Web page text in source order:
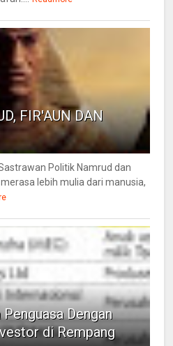
FIR'AUN DAN
Politik Namrud dan
lebih mulia dari manusia,
Dengan
di Rempang